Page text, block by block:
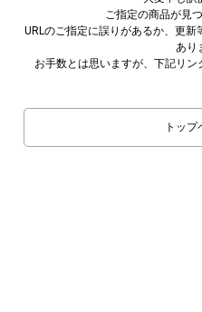
ご指定の商品が見
URLのご指定に誤りがあるか、更
あり
お手数とは思いますが、下記リン
トップ